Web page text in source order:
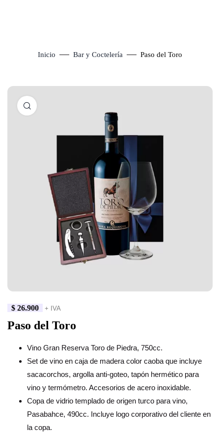
Inicio Bar y Coctelería Paso del Toro
$ 26.900 + IVA
Paso del Toro
Vino Gran Reserva Toro de Piedra, 750cc.
Set de vino en caja de madera color caoba que incluye
sacacorchos, argolla anti-goteo, tapón hermético para
vino y termómetro. Accesorios de acero inoxidable.
Copa de vidrio templado de origen turco para vino,
Pasabahce, 490cc. Incluye logo corporativo del cliente en
la copa.